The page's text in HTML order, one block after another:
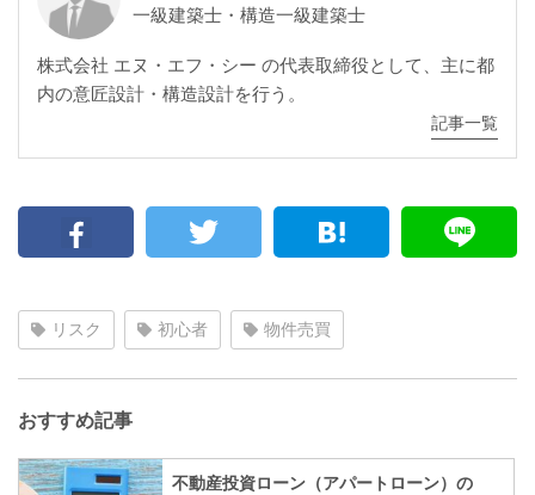
一級建築士・構造一級建築士
株式会社 エヌ・エフ・シー の代表取締役として、主に都
内の意匠設計・構造設計を行う。
記事一覧
リスク 初心者 物件売買
おすすめ記事
不動産投資ローン（アパートローン）の